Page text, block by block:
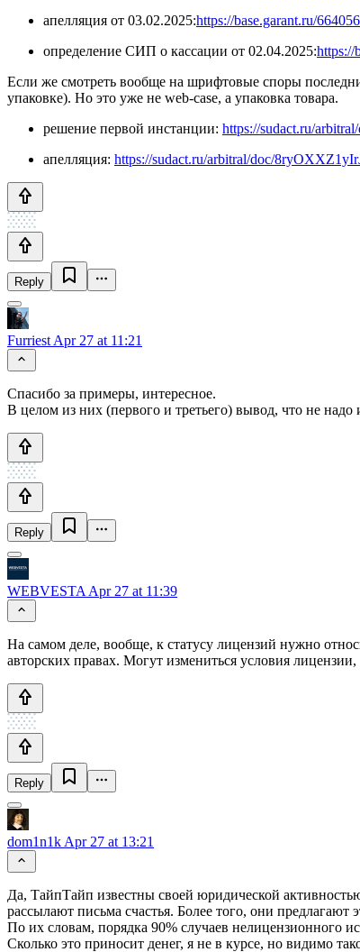
апелляция от 03.02.2025:https://base.garant.ru/
определение СИП о кассации от 02.04.2025:https://
Если же смотреть вообще на шрифтовые споры
упаковке). Но это уже не web‑case, а упаковка товара.
решение первой инстанции: https://sudact.ru/
апелляция: https://sudact.ru/arbitral/doc/
Reply
Furriest Apr 27 at 11:21
Спасибо за примеры, интересное.
В целом из них (первого и третьего) вывод, что не
Reply
WEBVESTA Apr 27 at 11:39
На самом деле, вообще, к статусу лицензий нужно
авторских правах. Могут измениться условия
Reply
dom1n1k Apr 27 at 13:21
Да, ТайпТайп известны своей юридической
рассылают письма счастья. Более того, они предлагают
По их словам, порядка 90% случаев нелицензионного
Сколько это приносит денег, я не в курсе, но видимо